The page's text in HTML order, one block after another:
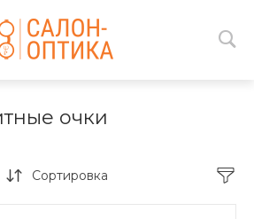
очки
Сортировка